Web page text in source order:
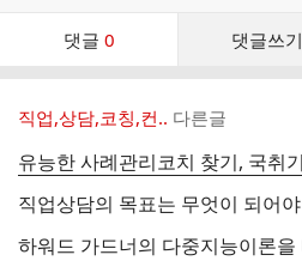
댓글 0 댓글쓰기
댓
직업,상담,코칭,컨.. 다른글